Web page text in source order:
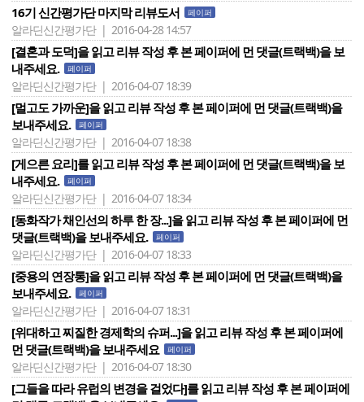
16기 신간평가단 마지막 리뷰도서 페이퍼
알라딘신간평가단 | 2016-04-28 14:57
[결혼과 도덕]을 읽고 리뷰 작성 후 본 페이퍼에 먼 댓글(트랙백)을 보
내주세요.
페이퍼
알라딘신간평가단 | 2016-04-07 18:39
[멀고도 가까운]을 읽고 리뷰 작성 후 본 페이퍼에 먼 댓글(트랙백)을
보내주세요.
페이퍼
알라딘신간평가단 | 2016-04-07 18:38
[게으른 요리]를 읽고 리뷰 작성 후 본 페이퍼에 먼 댓글(트랙백)을 보
내주세요.
페이퍼
알라딘신간평가단 | 2016-04-07 18:34
[동화작가 채인선의 하루 한 장...]을 읽고 리뷰 작성 후 본 페이퍼에 먼
댓글(트랙백)을 보내주세요.
페이퍼
알라딘신간평가단 | 2016-04-07 18:33
[중용의 연장통]을 읽고 리뷰 작성 후 본 페이퍼에 먼 댓글(트랙백)을
보내주세요.
페이퍼
알라딘신간평가단 | 2016-04-07 18:31
[위대하고 찌질한 경제학의 슈퍼...]을 읽고 리뷰 작성 후 본 페이퍼에
먼 댓글(트랙백)을 보내주세요
페이퍼
알라딘신간평가단 | 2016-04-07 18:30
[그들을 따라 유럽의 변경을 걸었다]를 읽고 리뷰 작성 후 본 페이퍼에